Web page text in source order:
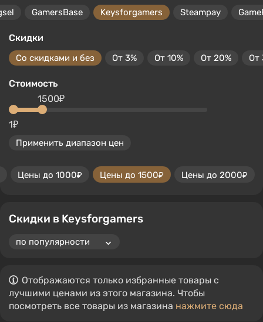
GamersBase Keysforgamers Steampay
Скидки
Со скидками и без От 3% От 10% От 20% От
Стоимость
1₽
1500₽
Применить диапазон цен
Цены до 1000₽ Цены до 1500₽ Цены до 2000₽
Скидки в Keysforgamers
Отображаются только избранные товары с
лучшими ценами из этого магазина. Чтобы
посмотреть все товары из магазина нажмите сюда